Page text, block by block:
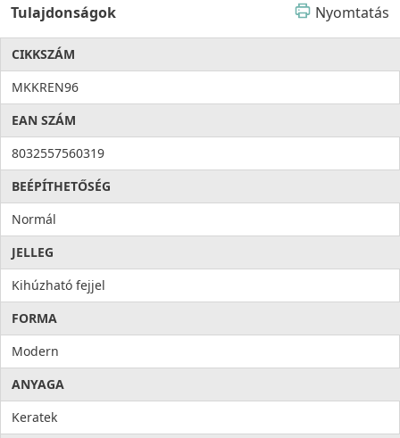
Tulajdonságok Nyomtatás
CIKKSZÁM
MKKREN96
EAN SZÁM
8032557560319
BEÉPÍTHETŐSÉG
Normál
JELLEG
Kihúzható fejjel
FORMA
Modern
ANYAGA
Keratek